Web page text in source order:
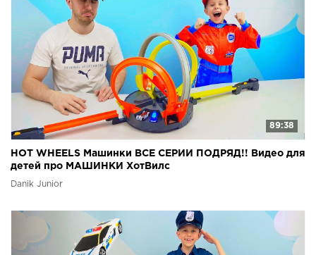
89:38
HOT WHEELS Машинки ВСЕ СЕРИИ ПОДРЯД!! Видео для
детей про МАШИНКИ ХотВилс
Danik Junior